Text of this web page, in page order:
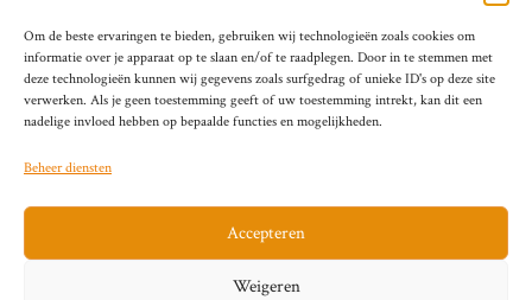
Om de beste ervaringen te bieden, gebruiken wij technologieën zoals cookies om
informatie over je apparaat op te slaan en/of te raadplegen. Door in te stemmen met
deze technologieën kunnen wij gegevens zoals surfgedrag of unieke ID's op deze site
verwerken. Als je geen toestemming geeft of uw toestemming intrekt, kan dit een
nadelige invloed hebben op bepaalde functies en mogelijkheden.
Beheer diensten
Accepteren
Weigeren
Hardnekkige Inflatie bij de ‘Grote Vier’
van de Eurozone
Mei 29, 2026
Sitemap Contact Privacybeleid (EU)
Impressum